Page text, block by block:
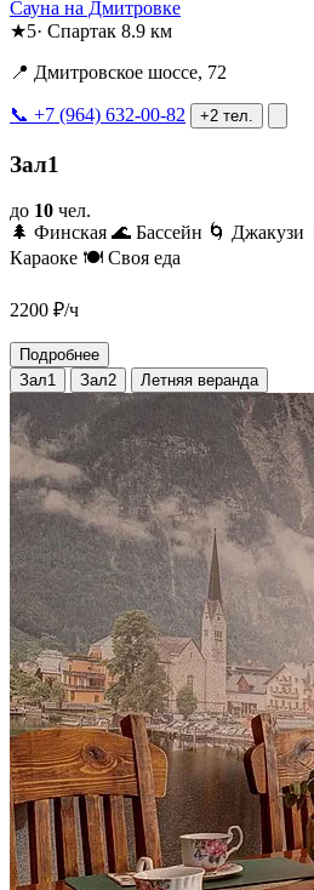
Сауна на Дмитровке
★5· Спартак 8.9 км
📍 Дмитровское шоссе, 72
📞 +7 (964) 632-00-82 +2 тел.
Зал1
до 10 чел.
🌲 Финская 🌊 Бассейн 🌀 Джакузи
Караоке 🍽️ Своя еда
2200 ₽/ч
Подробнее
Зал1
Зал2 Летняя веранда